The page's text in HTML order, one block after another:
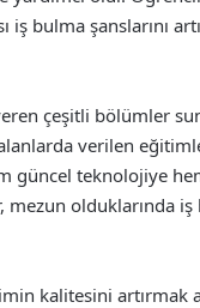
bulma şanslarını
çeşitli bölümler
verilen
güncel teknolojiye
olduklarında
kalitesini artırmak